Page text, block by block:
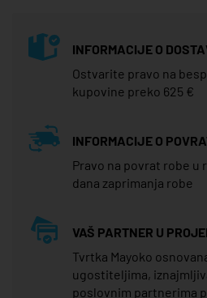
INFORMACIJE O
Ostvarite pravo na
kupovine preko 625 €
INFORMACIJE O
Pravo na povrat robe u
dana zaprimanja robe
VAŠ PARTNER U
Tvrtka Mayoko
ugostiteljima,
poslovnim partnerima